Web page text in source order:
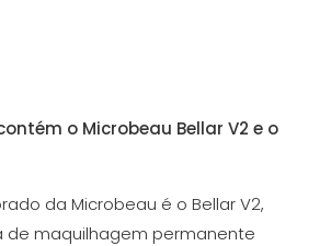
o Microbeau Bellar V2 e o
da Microbeau é o Bellar V2,
de maquilhagem permanente